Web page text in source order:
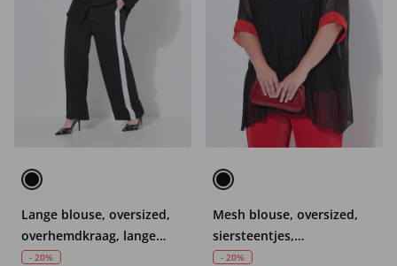
Lange blouse, oversized,
overhemdkraag, lange
mouwen
- 20%
Mesh blouse, oversized,
siersteentjes,
ondoorzichtige top
- 20%